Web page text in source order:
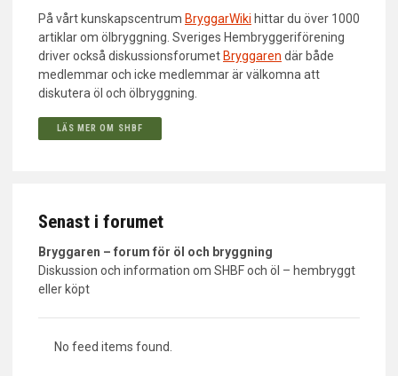
På vårt kunskapscentrum BryggarWiki hittar du över 1000
artiklar om ölbryggning. Sveriges Hembryggeriförening
driver också diskussionsforumet Bryggaren där både
medlemmar och icke medlemmar är välkomna att
diskutera öl och ölbryggning.
LÄS MER OM SHBF
Senast i forumet
Bryggaren – forum för öl och bryggning
Diskussion och information om SHBF och öl – hembryggt
eller köpt
No feed items found.